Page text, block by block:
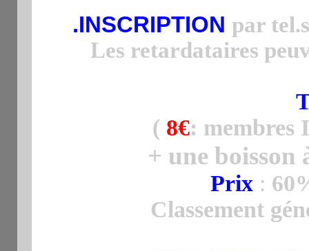
.INSCRIPTION par
Les retardataires
( 8€: membres
+ une boisson
Prix :
Classement